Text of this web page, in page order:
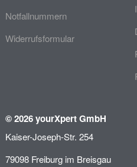
Notfallnummern
Widerrufsformular
© 2026 yourXpert GmbH
Kaiser-Joseph-Str. 254
79098 Freiburg im Breisgau